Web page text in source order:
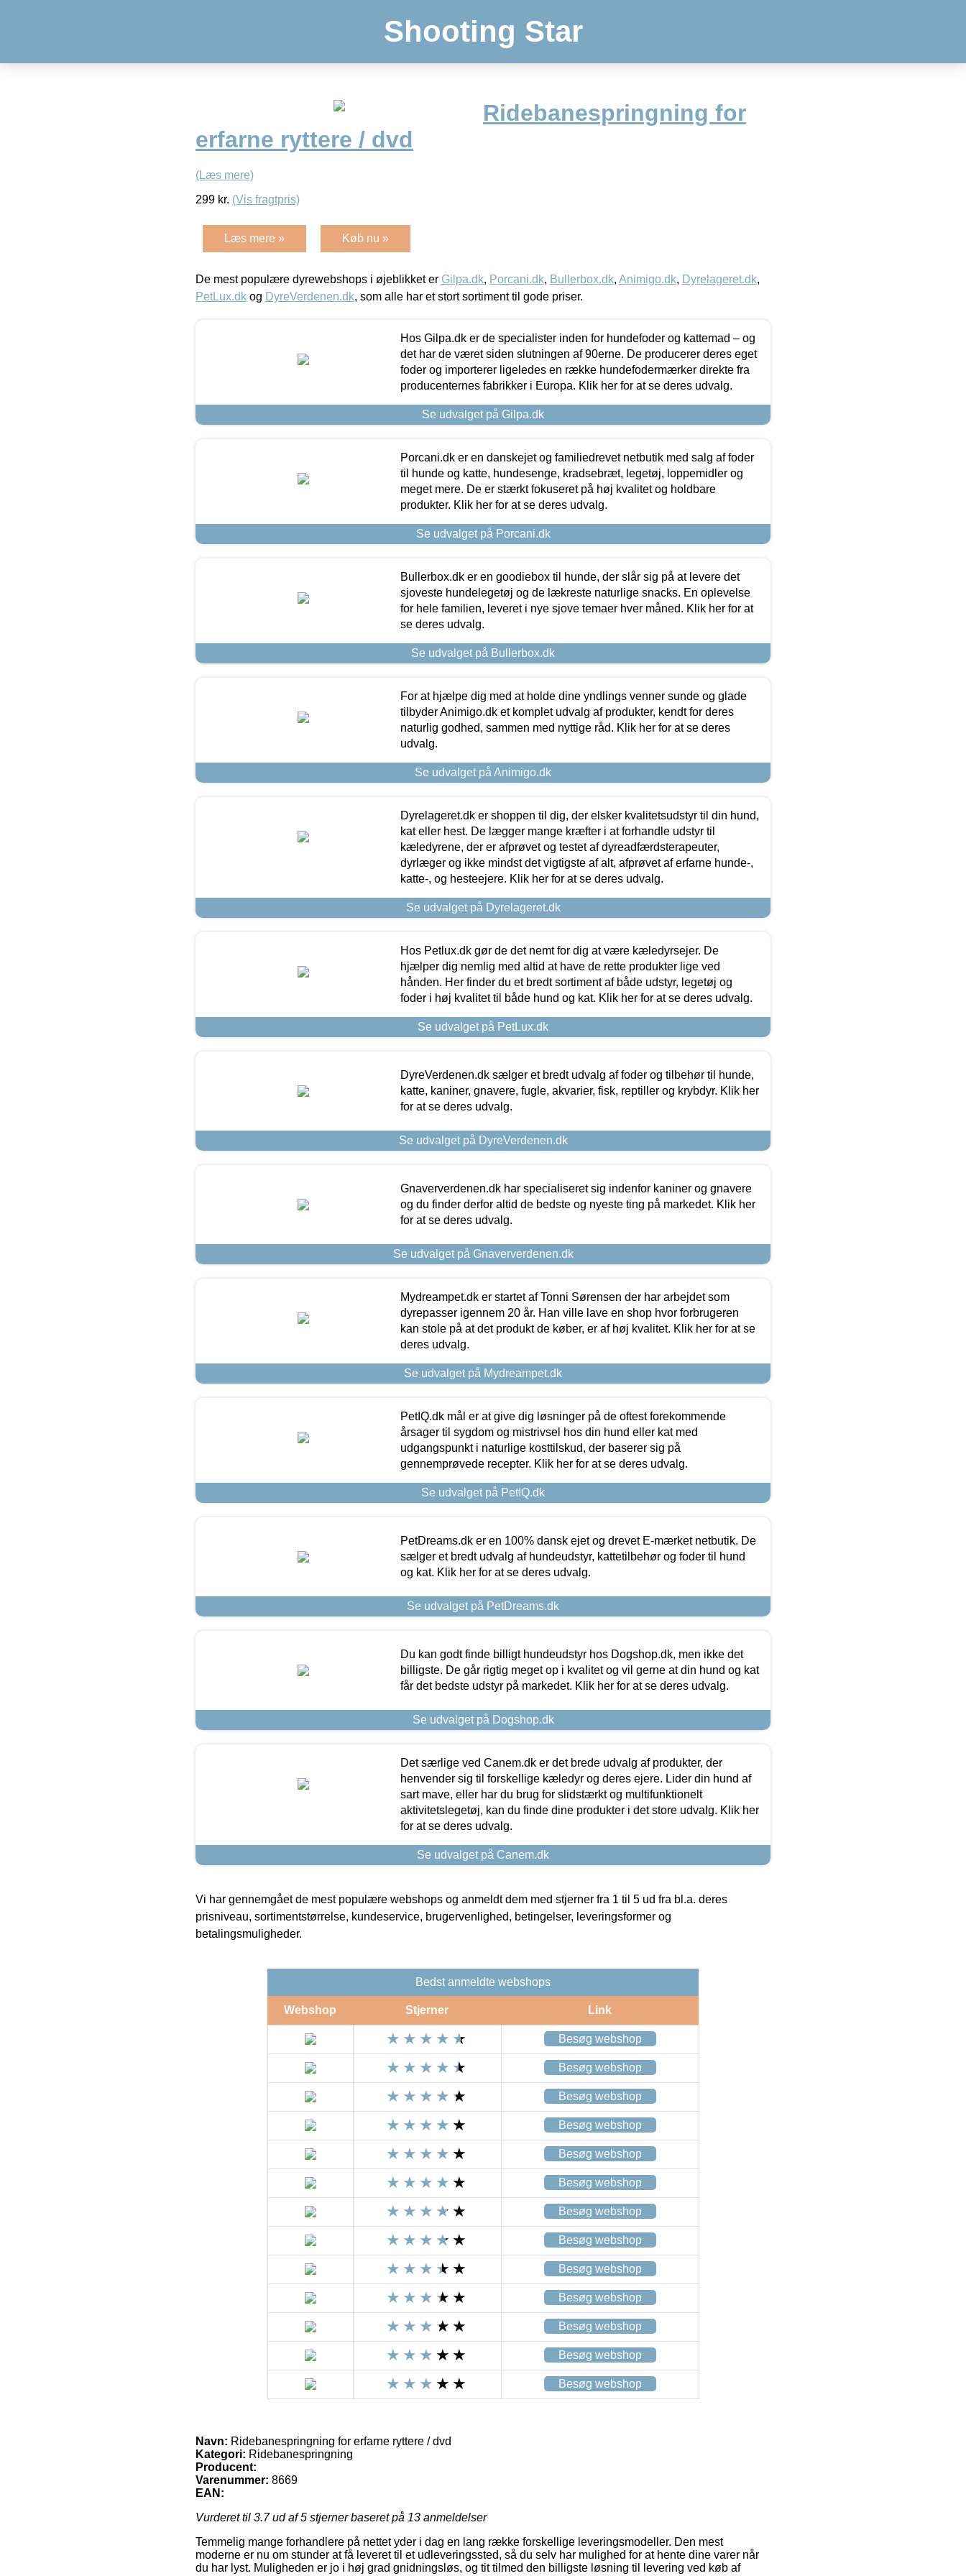
Shooting Star
Ridebanespringning for
erfarne ryttere / dvd
(Læs mere)
299 kr. (Vis fragtpris)
Læs mere » Køb nu »
De mest populære dyrewebshops i øjeblikket er Gilpa.dk, Porcani.dk, Bullerbox.dk, Animigo.dk, Dyrelageret.dk,
PetLux.dk og DyreVerdenen.dk, som alle har et stort sortiment til gode priser.
Hos Gilpa.dk er de specialister inden for hundefoder og kattemad – og
det har de været siden slutningen af 90erne. De producerer deres eget
foder og importerer ligeledes en række hundefodermærker direkte fra
producenternes fabrikker i Europa. Klik her for at se deres udvalg.
Se udvalget på Gilpa.dk
Porcani.dk er en danskejet og familiedrevet netbutik med salg af foder
til hunde og katte, hundesenge, kradsebræt, legetøj, loppemidler og
meget mere. De er stærkt fokuseret på høj kvalitet og holdbare
produkter. Klik her for at se deres udvalg.
Se udvalget på Porcani.dk
Bullerbox.dk er en goodiebox til hunde, der slår sig på at levere det
sjoveste hundelegetøj og de lækreste naturlige snacks. En oplevelse
for hele familien, leveret i nye sjove temaer hver måned. Klik her for at
se deres udvalg.
Se udvalget på Bullerbox.dk
For at hjælpe dig med at holde dine yndlings venner sunde og glade
tilbyder Animigo.dk et komplet udvalg af produkter, kendt for deres
naturlig godhed, sammen med nyttige råd. Klik her for at se deres
udvalg.
Se udvalget på Animigo.dk
Dyrelageret.dk er shoppen til dig, der elsker kvalitetsudstyr til din hund,
kat eller hest. De lægger mange kræfter i at forhandle udstyr til
kæledyrene, der er afprøvet og testet af dyreadfærdsterapeuter,
dyrlæger og ikke mindst det vigtigste af alt, afprøvet af erfarne hunde-,
katte-, og hesteejere. Klik her for at se deres udvalg.
Se udvalget på Dyrelageret.dk
Hos Petlux.dk gør de det nemt for dig at være kæledyrsejer. De
hjælper dig nemlig med altid at have de rette produkter lige ved
hånden. Her finder du et bredt sortiment af både udstyr, legetøj og
foder i høj kvalitet til både hund og kat. Klik her for at se deres udvalg.
Se udvalget på PetLux.dk
DyreVerdenen.dk sælger et bredt udvalg af foder og tilbehør til hunde,
katte, kaniner, gnavere, fugle, akvarier, fisk, reptiller og krybdyr. Klik her
for at se deres udvalg.
Se udvalget på DyreVerdenen.dk
Gnaververdenen.dk har specialiseret sig indenfor kaniner og gnavere
og du finder derfor altid de bedste og nyeste ting på markedet. Klik her
for at se deres udvalg.
Se udvalget på Gnaververdenen.dk
Mydreampet.dk er startet af Tonni Sørensen der har arbejdet som
dyrepasser igennem 20 år. Han ville lave en shop hvor forbrugeren
kan stole på at det produkt de køber, er af høj kvalitet. Klik her for at se
deres udvalg.
Se udvalget på Mydreampet.dk
PetIQ.dk mål er at give dig løsninger på de oftest forekommende
årsager til sygdom og mistrivsel hos din hund eller kat med
udgangspunkt i naturlige kosttilskud, der baserer sig på
gennemprøvede recepter. Klik her for at se deres udvalg.
Se udvalget på PetIQ.dk
PetDreams.dk er en 100% dansk ejet og drevet E-mærket netbutik. De
sælger et bredt udvalg af hundeudstyr, kattetilbehør og foder til hund
og kat. Klik her for at se deres udvalg.
Se udvalget på PetDreams.dk
Du kan godt finde billigt hundeudstyr hos Dogshop.dk, men ikke det
billigste. De går rigtig meget op i kvalitet og vil gerne at din hund og kat
får det bedste udstyr på markedet. Klik her for at se deres udvalg.
Se udvalget på Dogshop.dk
Det særlige ved Canem.dk er det brede udvalg af produkter, der
henvender sig til forskellige kæledyr og deres ejere. Lider din hund af
sart mave, eller har du brug for slidstærkt og multifunktionelt
aktivitetslegetøj, kan du finde dine produkter i det store udvalg. Klik her
for at se deres udvalg.
Se udvalget på Canem.dk
Vi har gennemgået de mest populære webshops og anmeldt dem med stjerner fra 1 til 5 ud fra bl.a. deres
prisniveau, sortimentstørrelse, kundeservice, brugervenlighed, betingelser, leveringsformer og
betalingsmuligheder.
Bedst anmeldte webshops
Webshop Stjerner Link
Besøg webshop
Besøg webshop
Besøg webshop
Besøg webshop
Besøg webshop
Besøg webshop
Besøg webshop
Besøg webshop
Besøg webshop
Besøg webshop
Besøg webshop
Besøg webshop
Besøg webshop
Navn: Ridebanespringning for erfarne ryttere / dvd
Kategori: Ridebanespringning
Producent:
Varenummer: 8669
EAN:
Vurderet til 3.7ud af 5 stjerner baseret på 13 anmeldelser
Temmelig mange forhandlere på nettet yder i dag en lang række forskellige leveringsmodeller. Den mest
moderne er nu om stunder at få leveret til et udleveringssted, så du selv har mulighed for at hente dine varer når
du har lyst. Muligheden er jo i høj grad gnidningsløs, og tit tilmed den billigste løsning til levering ved køb af